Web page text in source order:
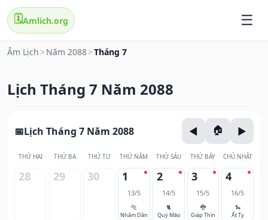
🗓️Amlich.org
Âm Lịch > Năm 2088>Tháng 7
Lịch Tháng 7 Năm 2088
Lịch Tháng 7 Năm 2088
THỨ HAI THỨ BA THỨ TƯ THỨ NĂM THỨ SÁU THỨ BẢY CHỦ NHẬT
28 29 30 1
13/5
🐅
Nhâm Dần
2
14/5
🐈
Quý Mão
3
15/5
🐉
Giáp Thìn
4
16/5
🐍
Ất Tỵ